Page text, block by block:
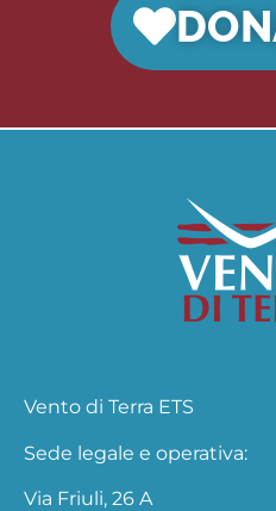
Vento di Terra ETS
Sede legale e operativa:
Via Friuli, 26 A